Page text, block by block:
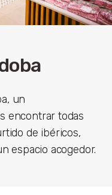
un
encontrar todas
de ibéricos,
espacio acogedor.